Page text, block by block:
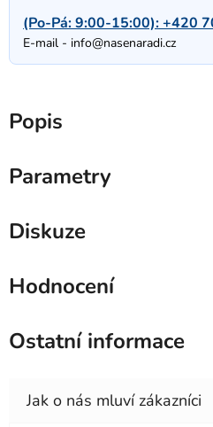
(Po-Pá: 9:00-15:00):+420
E-mail - info@nasenaradi.cz
Popis
Parametry
Diskuze
Hodnocení
Ostatní informace